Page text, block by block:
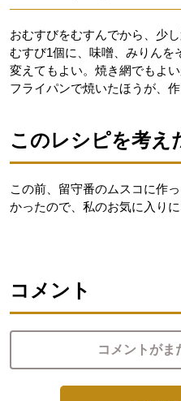
おむすびをむすんでから、少
むすび1個に、味噌、みりんを
変えてもよい。焼き網でもよ
フライパンで焼いたほうが、作
このレシピを考え
この前、留守番のムスコに作
かったので、私のお気に入りに
コメント
コメントがま